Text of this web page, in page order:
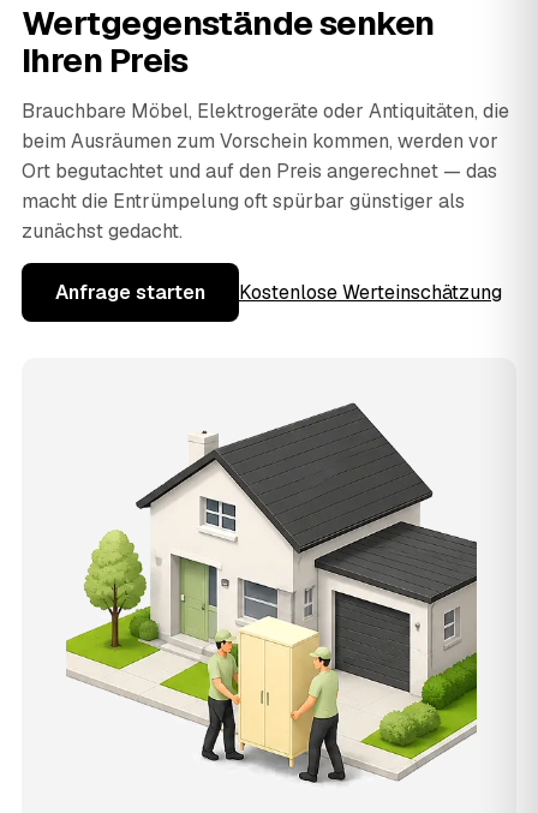
Wertgegenstände senken
Ihren Preis
Brauchbare Möbel, Elektrogeräte oder Antiquitäten, die
beim Ausräumen zum Vorschein kommen, werden vor
Ort begutachtet und auf den Preis angerechnet — das
macht die Entrümpelung oft spürbar günstiger als
zunächst gedacht.
Anfrage starten Kostenlose Werteinschätzung